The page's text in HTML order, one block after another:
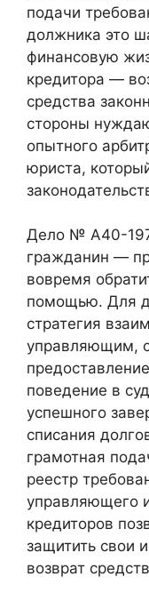
подачи
должника это
финансовую
кредитора —
средства
стороны
опытного
юриста,
Дело № А40-
гражданин —
вовремя
помощью. Для
стратегия
управляющим,
поведение в
успешного
списания
грамотная
реестр
управляющего
кредиторов
защитить свои
возврат